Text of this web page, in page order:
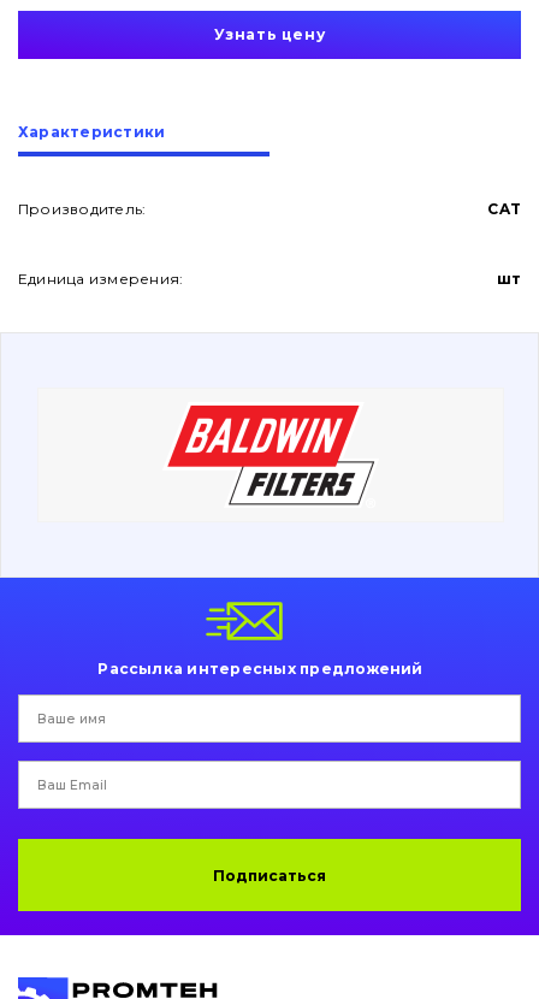
О нас
Контакты
Вакансии
Фильтры и смазочные материалы
Ножи, режущие кромки
Защита (ковша, адаптера)
Пальци и втулки
Гидравлика
написати
Узнать цену
Характеристики
Производитель: CAT
Единица измерения: шт
Рассылка интересных предложений
Подписаться